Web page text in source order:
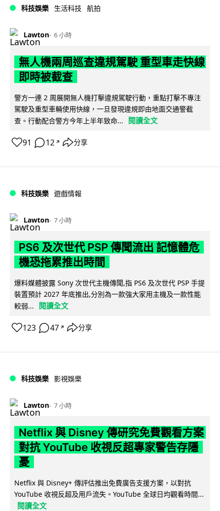
科技娛樂 生活科技 航拍
Lawton 6 小時
無人機兩周巡查違規駕駛 重型車走快線
即時被截查
警方一連 2 周展開無人機打擊違規駕駛行動，重點打擊不專注
駕駛及重型車輛使用快線，一旦發現違規即由地面交通警截
查。行動配合警方今年上半年致命...
閱讀全文
91 12 ↗ 分享
科技娛樂 遊戲情報
Lawton 7 小時
PS6 及次世代 PSP 傳聞流出 記憶體危
機恐拖累推出時間
爆料媒體披露 Sony 次世代主機傳聞,指 PS6 及次世代 PSP 手提
裝置預計 2027 年底推出,分別為一款強大家用主機及一款性能
較弱...
閱讀全文
123 47 ↗ 分享
科技娛樂 影視娛樂
Lawton 7 小時
Netflix 與 Disney 傳研究免費觀看方案
對抗 YouTube 收視反超專家警告存隱
憂
Netflix 與 Disney+ 傳評估推出免費廣告支援方案，以對抗
YouTube 收視反超及用戶流失。YouTube 全球日均觀看時間...
閱讀全文